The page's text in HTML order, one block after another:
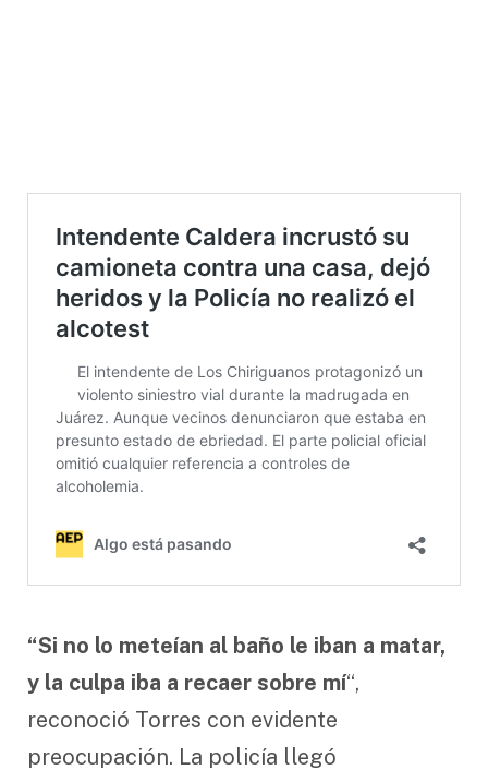
“Si no lo meteían al baño le iban a matar,
y la culpa iba a recaer sobre mí“,
reconoció Torres con evidente
preocupación. La policía llegó